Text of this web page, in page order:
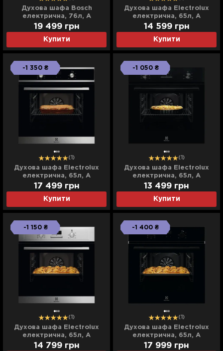
Духова шафа Bosch
електрична, 76л, A
(HJA737BA0) (Black)
Купити
19 499 грн
Духова шафа Electrolux
електрична, 65л, A
(EOF3H40BW) (White)
Купити
14 599 грн
-1 350 ₴
(1)
Духова шафа Electrolux
електрична, 65л, A
(EOF5F50BX) (Black)
Купити
17 499 грн
-1 050 ₴
(1)
Духова шафа Electrolux
електрична, 65л, A
(LOH3H00BK) (Black)
Купити
13 499 грн
-1 150 ₴
(1)
Духова шафа Electrolux
електрична, 65л, A
(EOD3F40BX) (Stainless
14 799 грн
-1 400 ₴
(1)
Духова шафа Electrolux
електрична, 65л, А
(EOD5H70BZ) (Black)
17 999 грн